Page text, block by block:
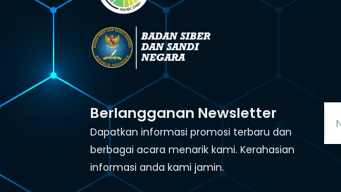
Berlangganan Newsletter
Dapatkan informasi promosi terbaru dan
berbagai acara menarik kami. Kerahasian
informasi anda kami jamin.